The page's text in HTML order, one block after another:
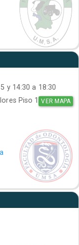
y 14:30 a 18:30
Piso 1 VER MAPA